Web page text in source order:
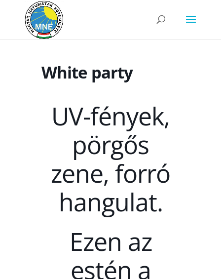
White party
UV-fények,
pörgős
zene, forró
hangulat.
Ezen az
estén a